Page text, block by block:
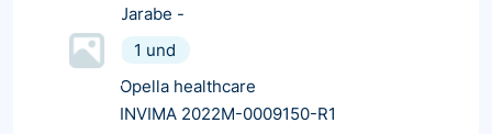
Jarabe -
1 und
Opella healthcare
INVIMA 2022M-0009150-R1